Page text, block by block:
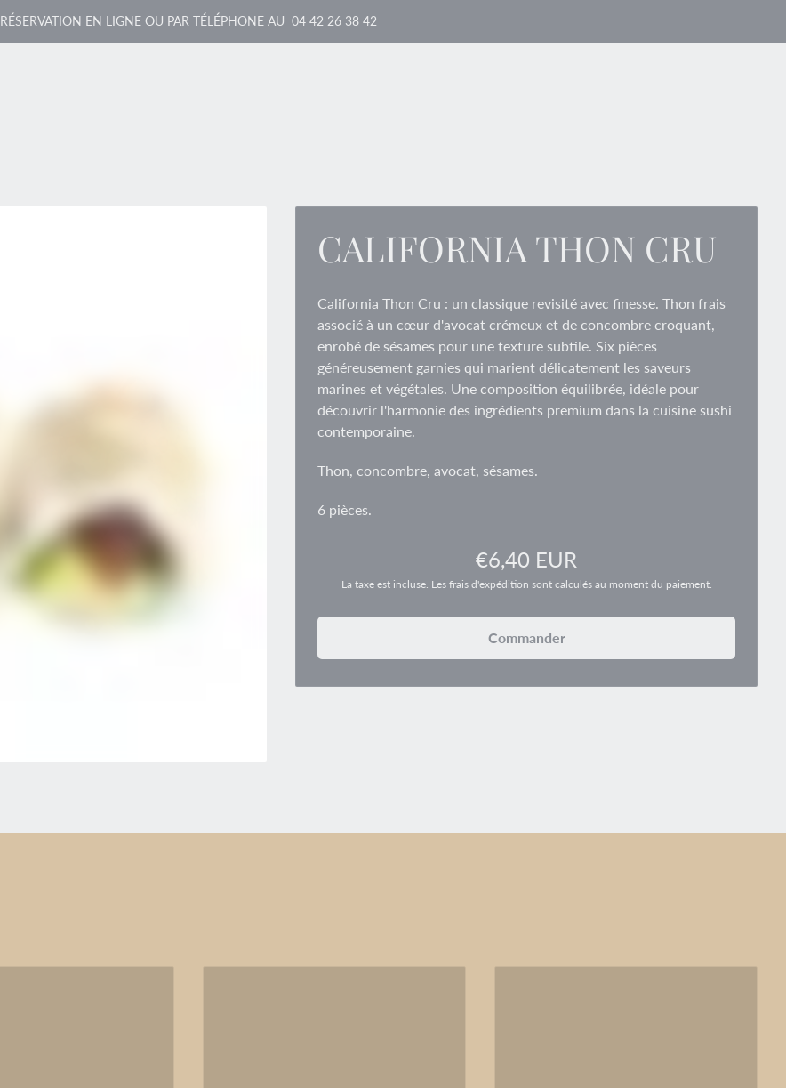
RÉSERVATION EN LIGNE OU PAR TÉLÉPHONE AU 04 42 26 38 42
CALIFORNIA THON CRU
California Thon Cru : un classique revisité avec finesse. Thon frais
associé à un cœur d'avocat crémeux et de concombre croquant,
enrobé de sésames pour une texture subtile. Six pièces
généreusement garnies qui marient délicatement les saveurs
marines et végétales. Une composition équilibrée, idéale pour
découvrir l'harmonie des ingrédients premium dans la cuisine sushi
contemporaine.
Thon, concombre, avocat, sésames.
6 pièces.
Prix régulier
€6,40 EUR
La taxe est incluse. Les frais d'expédition sont calculés au moment du paiement.
Commander